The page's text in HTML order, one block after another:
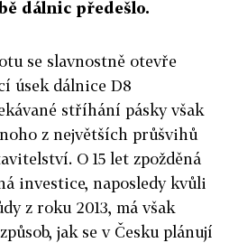
dálnic předešlo.
se slavnostně otevře
úsek dálnice D8
stříhání pásky však
z největších průšvihů
O 15 let zpožděná
investice, naposledy kvůli
z roku 2013, má však
jak se v Česku plánují